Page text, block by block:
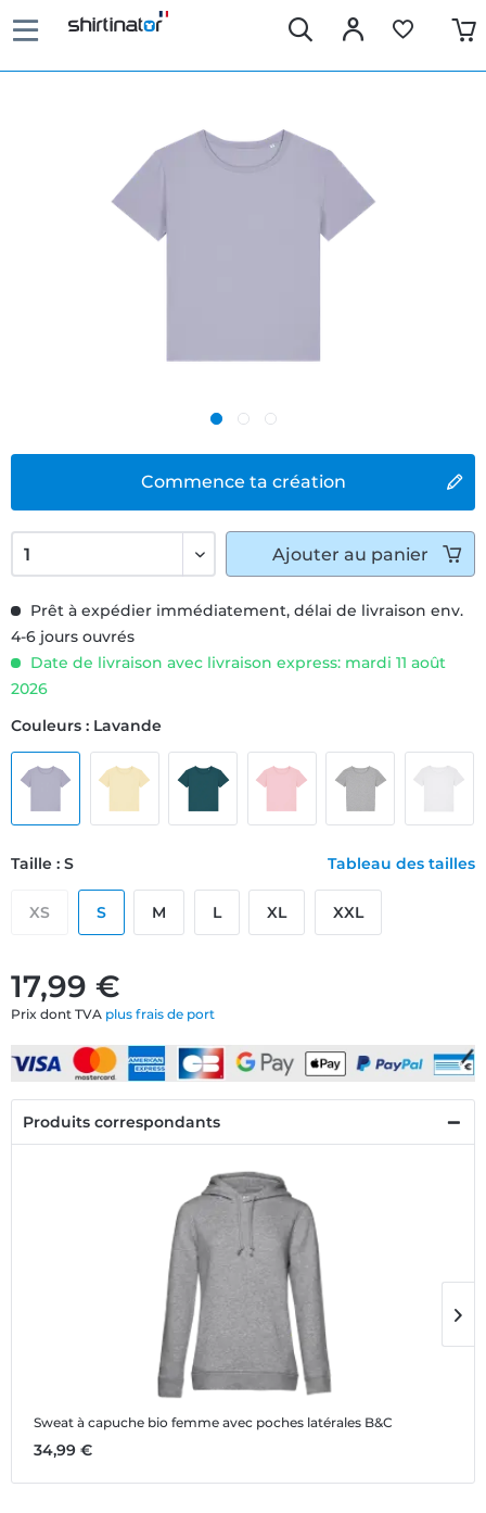
Commence ta création
17,99 €
Prix dont TVA plus frais de port
Prêt à expédier immédiatement, délai de livraison env.
4-6 jours ouvrés
Date de livraison avec livraison express: mardi 11 août
2026
Couleurs : Lavande
Taille : S Tableau des tailles
XS S M L XL XXL
Ajouter au panier
Produits correspondants
Sweat à capuche bio femme avec poches latérales B&C
34,99 €